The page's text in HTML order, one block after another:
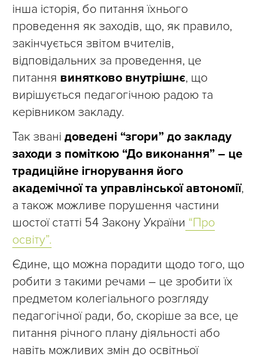
інша історія, бо питання їхнього
проведення як заходів, що, як правило,
закінчується звітом вчителів,
відповідальних за проведення, це
питання винятково внутрішнє, що
вирішується педагогічною радою та
керівником закладу.
Так звані доведені “згори” до закладу
заходи з поміткою “До виконання” – це
традиційне ігнорування його
академічної та управлінської автономії,
а також можливе порушення частини
шостої статті 54 Закону України “Про
освіту”.
Єдине, що можна порадити щодо того, що
робити з такими речами – це зробити їх
предметом колегіального розгляду
педагогічної ради, бо, скоріше за все, це
питання річного плану діяльності або
навіть можливих змін до освітньої